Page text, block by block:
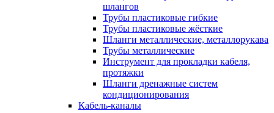
шлангов
Трубы пластиковые гибкие
Трубы пластиковые жёсткие
Шланги металлические, металлорукава
Трубы металлические
Инструмент для прокладки кабеля,
протяжки
Шланги дренажные систем
кондиционирования
Кабель-каналы